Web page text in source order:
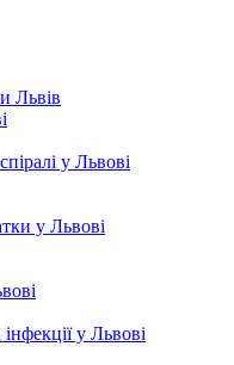
Львів
у Львові
у Львові
у Львові